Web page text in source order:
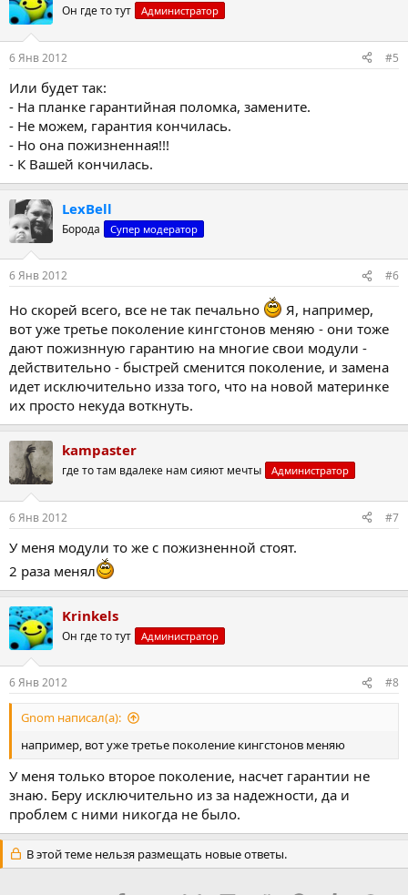
Он где то тут Администратор
6 Янв 2012 #5
Или будет так:
- На планке гарантийная поломка, замените.
- Не можем, гарантия кончилась.
- Но она пожизненная!!!
- К Вашей кончилась.
LexBell
Борода Супер модератор
6 Янв 2012 #6
Но скорей всего, все не так печально
Я, например,
вот уже третье поколение кингстонов меняю - они тоже
дают пожизнную гарантию на многие свои модули -
действительно - быстрей сменится поколение, и замена
идет исключительно изза того, что на новой материнке
их просто некуда воткнуть.
kampaster
где то там вдалеке нам сияют мечты Администратор
6 Янв 2012 #7
У меня модули то же с пожизненной стоят.
2 раза менял
Krinkels
Он где то тут Администратор
6 Янв 2012 #8
Gnom написал(а):
например, вот уже третье поколение кингстонов меняю
У меня только второе поколение, насчет гарантии не
знаю. Беру исключительно из за надежности, да и
проблем с ними никогда не было.
В этой теме нельзя размещать новые ответы.